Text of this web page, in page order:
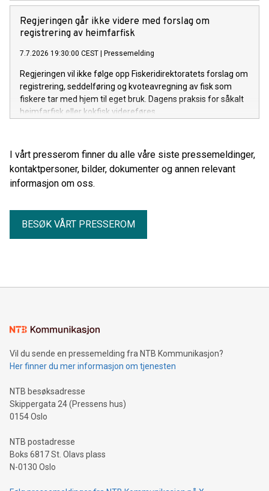
for økt handel, investeringer og næringslivssamarbeid.
Regjeringen går ikke videre med forslag om
registrering av heimfarfisk
7.7.2026 19:30:00 CEST Pressemelding
Regjeringen vil ikke følge opp Fiskeridirektoratets forslag om
registrering, seddelføring og kvoteavregning av fisk som
fiskere tar med hjem til eget bruk. Dagens praksis for såkalt
heimfarfisk eller kokfisk videreføres.
I vårt presserom finner du alle våre siste pressemeldinger,
kontaktpersoner, bilder, dokumenter og annen relevant
informasjon om oss.
BESØK VÅRT PRESSEROM
Vil du sende en pressemelding fra NTB Kommunikasjon?
Her finner du mer informasjon om tjenesten
NTB besøksadresse
Skippergata 24 (Pressens hus)
0154 Oslo
NTB postadresse
Boks 6817 St. Olavs plass
N-0130 Oslo